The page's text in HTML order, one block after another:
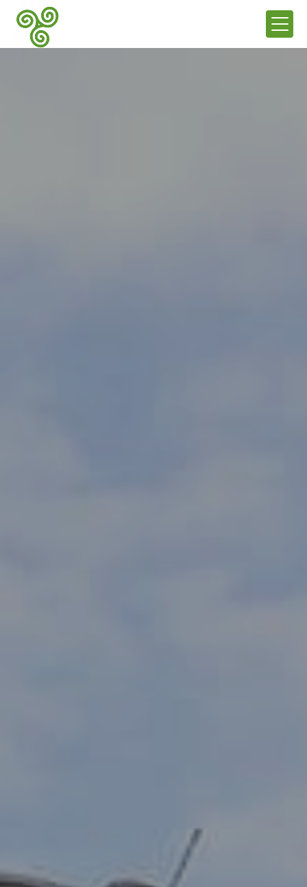
Panneau de gestion des cookies